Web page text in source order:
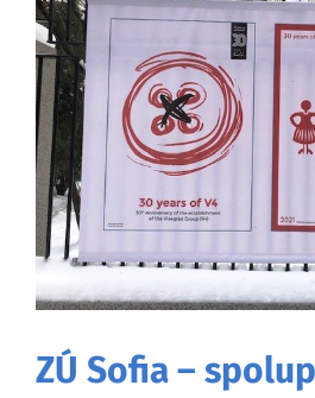
väčší
obrázok
ZÚ Sofia –